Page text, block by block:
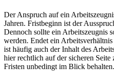
Der Anspruch auf ein
Jahren. Fristbeginn ist der
Dennoch sollte ein Arbeitszeugnis
werden. Endet ein
ist häufig auch der Inhalt des
hier rechtlich auf der sicheren
Fristen unbedingt im Blick behalten.